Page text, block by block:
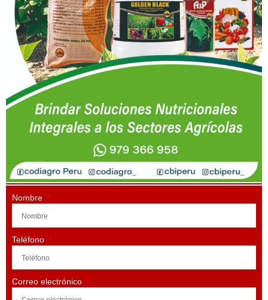
Nombre
Teléfono
Correo electrónico